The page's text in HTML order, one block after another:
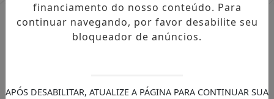
NOTÍCIAS GERAL
Diretor do departamento de
financiamento do nosso conteúdo. Para
continuar navegando, por favor desabilite seu
bloqueador de anúncios.
APÓS DESABILITAR, ATUALIZE A PÁGINA PARA CONTINUAR SUA